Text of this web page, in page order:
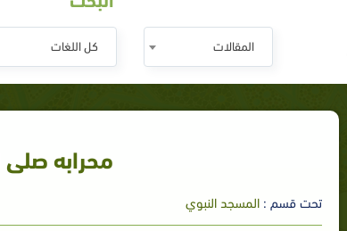
المقالات كل اللغات
محرابه صلى
تحت قسم :المسجد النبوي